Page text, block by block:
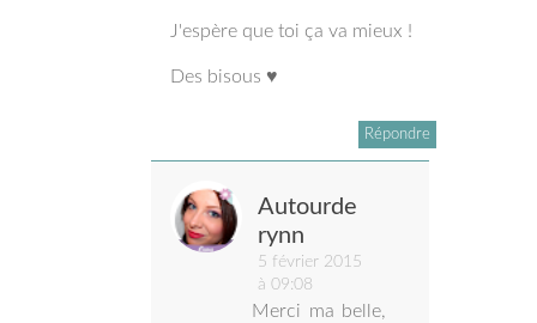
J'espère que toi ça va mieux !
Des bisous ♥
Répondre
Autourde
rynn
5 février 2015
à 09:08
Merci ma belle,